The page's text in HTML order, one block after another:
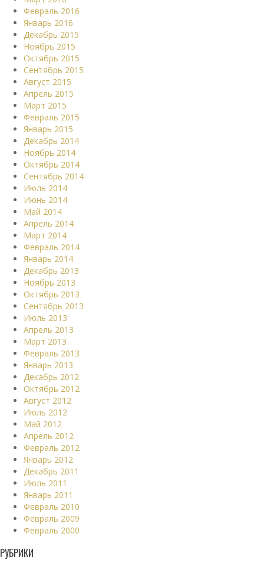
Февраль 2016
Январь 2016
Декабрь 2015
Ноябрь 2015
Октябрь 2015
Сентябрь 2015
Август 2015
Апрель 2015
Март 2015
Февраль 2015
Январь 2015
Декабрь 2014
Ноябрь 2014
Октябрь 2014
Сентябрь 2014
Июль 2014
Июнь 2014
Май 2014
Апрель 2014
Март 2014
Февраль 2014
Январь 2014
Декабрь 2013
Ноябрь 2013
Октябрь 2013
Сентябрь 2013
Июль 2013
Апрель 2013
Март 2013
Февраль 2013
Январь 2013
Декабрь 2012
Октябрь 2012
Август 2012
Июль 2012
Май 2012
Апрель 2012
Февраль 2012
Январь 2012
Декабрь 2011
Июль 2011
Январь 2011
Февраль 2010
Февраль 2009
Февраль 2000
РУБРИКИ